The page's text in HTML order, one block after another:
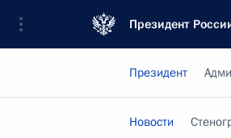
Президент
Президент
Новости